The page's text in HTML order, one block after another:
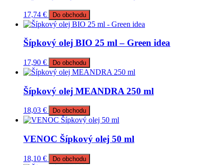
17,74 € Do obchodu
Šípkový olej BIO 25 ml – Green idea
17,90 € Do obchodu
Šípkový olej MEANDRA 250 ml
18,03 € Do obchodu
VENOC Šípkový olej 50 ml
18,10 € Do obchodu